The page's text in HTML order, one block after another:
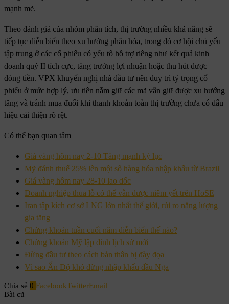
mạnh mẽ.
Theo đánh giá của nhóm phân tích, thị trường nhiều khả năng sẽ
tiếp tục diễn biến theo xu hướng phân hóa, trong đó cơ hội chủ yếu
tập trung ở các cổ phiếu có yếu tố hỗ trợ riêng như kết quả kinh
doanh quý II tích cực, tăng trưởng lợi nhuận hoặc thu hút được
dòng tiền. VPX khuyến nghị nhà đầu tư nên duy trì tỷ trọng cổ
phiếu ở mức hợp lý, ưu tiên nắm giữ các mã vẫn giữ được xu hướng
tăng và tránh mua đuổi khi thanh khoản toàn thị trường chưa có dấu
hiệu cải thiện rõ rệt.
Có thể bạn quan tâm
Giá vàng hôm nay 2-10 Tăng mạnh kỷ lục
Mỹ đánh thuế 25% lên một số hàng hóa nhập khẩu từ Brazil
Giá vàng hôm nay 28-10 lao dốc
Doanh nghiệp thua lỗ có thể vẫn được niêm yết trên HoSE
Iran tập kích cơ sở LNG lớn nhất thế giới, rủi ro năng lượng
gia tăng
Chứng khoán tuần cuối năm diễn biến thế nào?
Chứng khoán Mỹ lập đỉnh lịch sử mới
Đừng đầu tư theo cách bản thân bị đày đọa
Vì sao Ấn Độ khó dừng nhập khẩu dầu Nga
Chia sẻ 0 FacebookTwitterEmail
Bài cũ